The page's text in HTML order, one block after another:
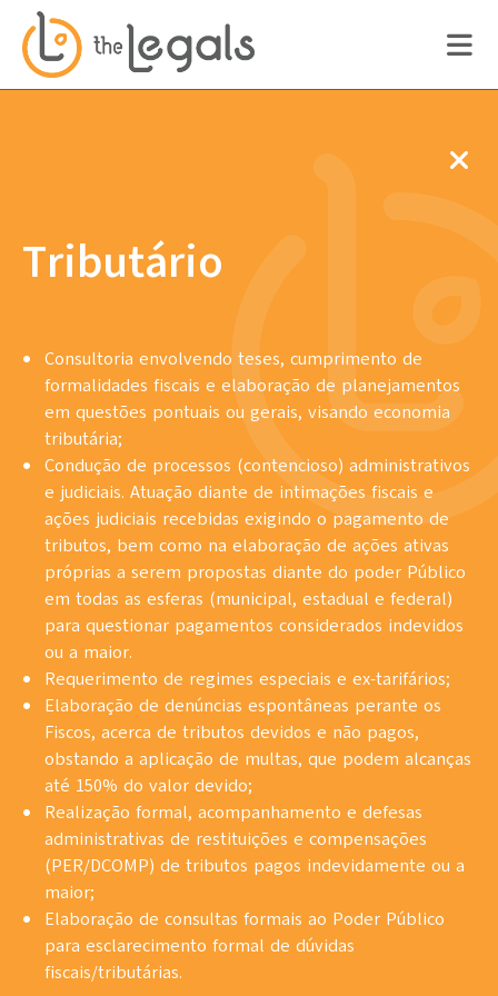
Tributário
Consultoria envolvendo teses, cumprimento de
formalidades fiscais e elaboração de planejamentos
em questões pontuais ou gerais, visando economia
tributária;
Condução de processos (contencioso) administrativos
e judiciais. Atuação diante de intimações fiscais e
ações judiciais recebidas exigindo o pagamento de
tributos, bem como na elaboração de ações ativas
próprias a serem propostas diante do poder Público
em todas as esferas (municipal, estadual e federal)
para questionar pagamentos considerados indevidos
ou a maior.
Requerimento de regimes especiais e ex-tarifários;
Elaboração de denúncias espontâneas perante os
Fiscos, acerca de tributos devidos e não pagos,
obstando a aplicação de multas, que podem alcanças
até 150% do valor devido;
Realização formal, acompanhamento e defesas
administrativas de restituições e compensações
(PER/DCOMP) de tributos pagos indevidamente ou a
maior;
Elaboração de consultas formais ao Poder Público
para esclarecimento formal de dúvidas
fiscais/tributárias.